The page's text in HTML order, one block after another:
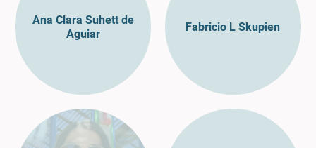
Ana Clara Suhett de
Aguiar
Fabricio L Skupien